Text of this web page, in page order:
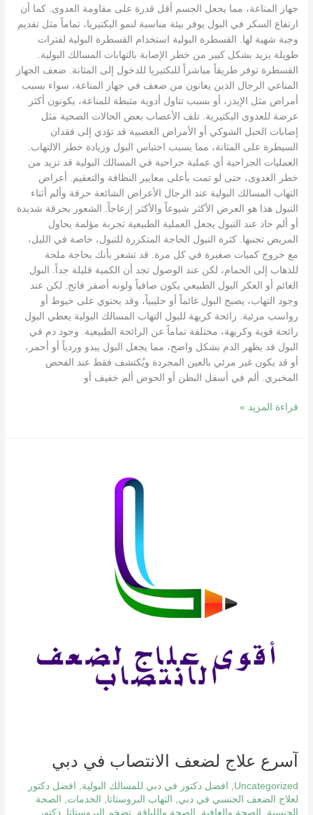
جهاز المناعة، مما يجعل الجسم أقل قدرة على مقاومة العدوى. كما أن
ارتفاع السكر في البول يوفر بيئة مناسبة لنمو البكتيريا، تماماً مثل تقديم
وجبة شهية لها. القسطرة البولية استخدام القسطرة البولية لفترات
طويلة يزيد بشكل كبير من خطر الإصابة بالتهابات المسالك البولية.
القسطرة توفر طريقاً مباشراً للبكتيريا للدخول إلى المثانة. ضعف الجهاز
المناعي الرجال الذين يعانون من ضعف في جهاز المناعة، سواء بسبب
أمراض مثل الإيدز، أو بسبب تناول أدوية مثبطة للمناعة، يكونون أكثر
عرضة للعدوى البكتيرية. تلف الأعصاب بعض الحالات الصحية مثل
إصابات الحبل الشوكي أو الأمراض العصبية قد تؤدي إلى فقدان
السيطرة على المثانة، مما يسبب احتباس البول وزيادة خطر الالتهاب.
العمليات الجراحية أي عملية جراحية في المسالك البولية قد تزيد من
خطر العدوى، حتى لو تمت بأعلى معايير النظافة والتعقيم. أعراض
التهاب المسالك البولية عند الرجال الأعراض الشائعة حرقة وألم أثناء
التبول هذا هو العرض الأكثر شيوعاً والأكثر إزعاجاً. الشعور بحرقة شديدة
أو ألم حاد عند التبول يجعل العملية الطبيعية تجربة مؤلمة يحاول
المريض تجنبها. كثرة التبول الحاجة المتكررة للتبول، خاصة في الليل،
مع خروج كميات صغيرة في كل مرة. قد تشعر بأنك بحاجة ملحة
للذهاب إلى الحمام، لكن عند الوصول تجد أن الكمية قليلة جداً. البول
الغائم أو العكر البول الطبيعي يكون صافياً ولونه أصفر فاتح. لكن عند
وجود التهاب، يصبح البول غائماً أو حليبياً، وقد يحتوي على خيوط أو
رواسب مرئية. رائحة كريهة للبول التهاب المسالك البولية يعطي البول
رائحة قوية وكريهة، مختلفة تماماً عن الرائحة الطبيعية. وجود دم في
البول قد يظهر الدم بشكل واضح، مما يجعل البول يبدو وردياً أو أحمر،
أو قد يكون غير مرئي بالعين المجردة ويُكتشف فقط عند الفحص
المخبري. ألم في أسفل البطن أو الحوض ألم خفيف أو
قراءة المزيد »
آسرع علاج لضعف الانتصاب في دبي
Uncategorized
, افضل دكتور في دبي للمسالك البولية,
افضل دكتور
لعلاج الضعف الجنسي في دبي, التهاب البروستاتا, الخدمات,
الصحة
الجنسية
الصحة والعافية الصحة واللياقة ,تضخم البروستاتا ,دكتور